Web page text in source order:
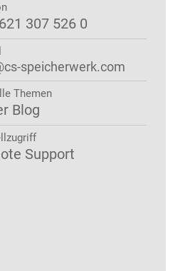
307 526 0
speicherwerk.com
Themen
Blog
Support